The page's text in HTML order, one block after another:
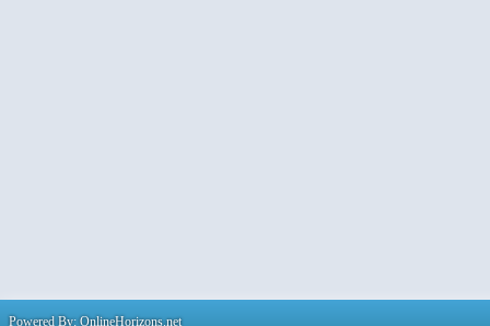
Powered By: OnlineHorizons.net